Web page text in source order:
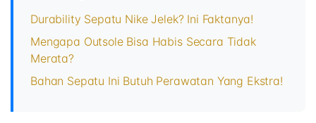
Durability Sepatu Nike Jelek? Ini Faktanya!
Mengapa Outsole Bisa Habis Secara Tidak
Merata?
Bahan Sepatu Ini Butuh Perawatan Yang Ekstra!